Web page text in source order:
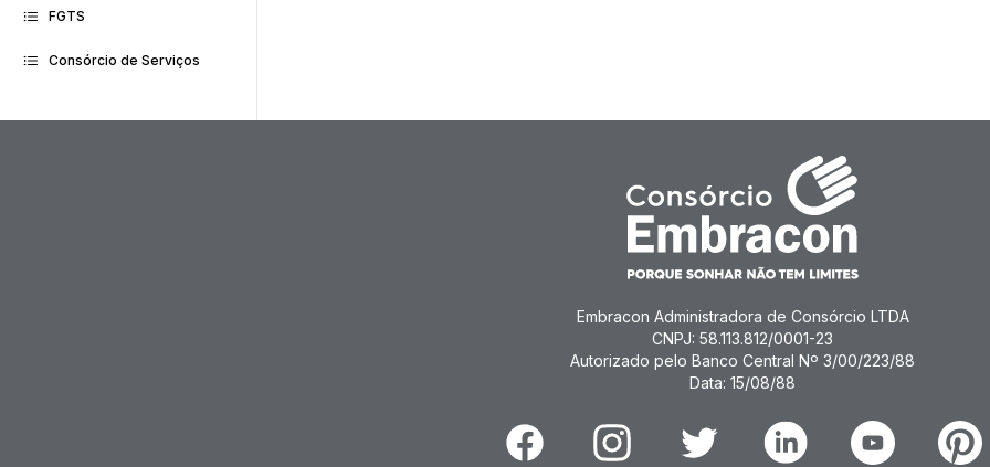
FGTS
Consórcio de Serviços
Embracon Administradora de Consórcio LTDA
CNPJ: 58.113.812/0001-23
Autorizado pelo Banco Central Nº 3/00/223/88
Data: 15/08/88
Facebook Instagram Twitter Linkedin Youtube